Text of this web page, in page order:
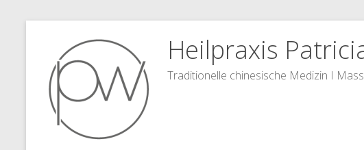
springen
Heilpraxis
Traditionelle chinesische Medizin I